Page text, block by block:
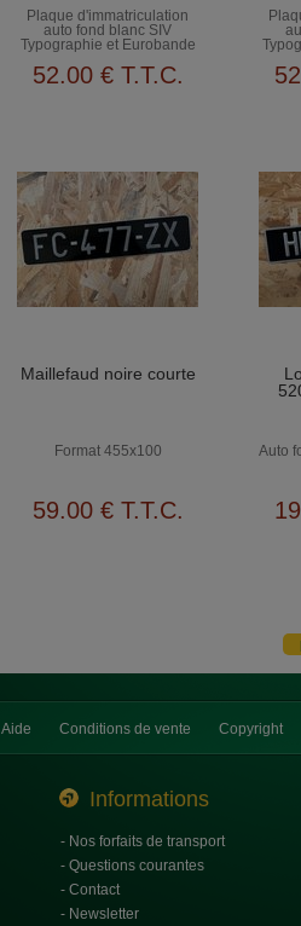
Plaque d'immatriculation
auto fond blanc SIV
Typographie et Eurobande
52.00 € T.T.C. 52
Maillefaud noire courte
Format 455x100
59.00 € T.T.C.
Auto
19
Aide Conditions de vente Copyright
Informations
- Nos forfaits de transport
- Questions courantes
- Contact
- Newsletter